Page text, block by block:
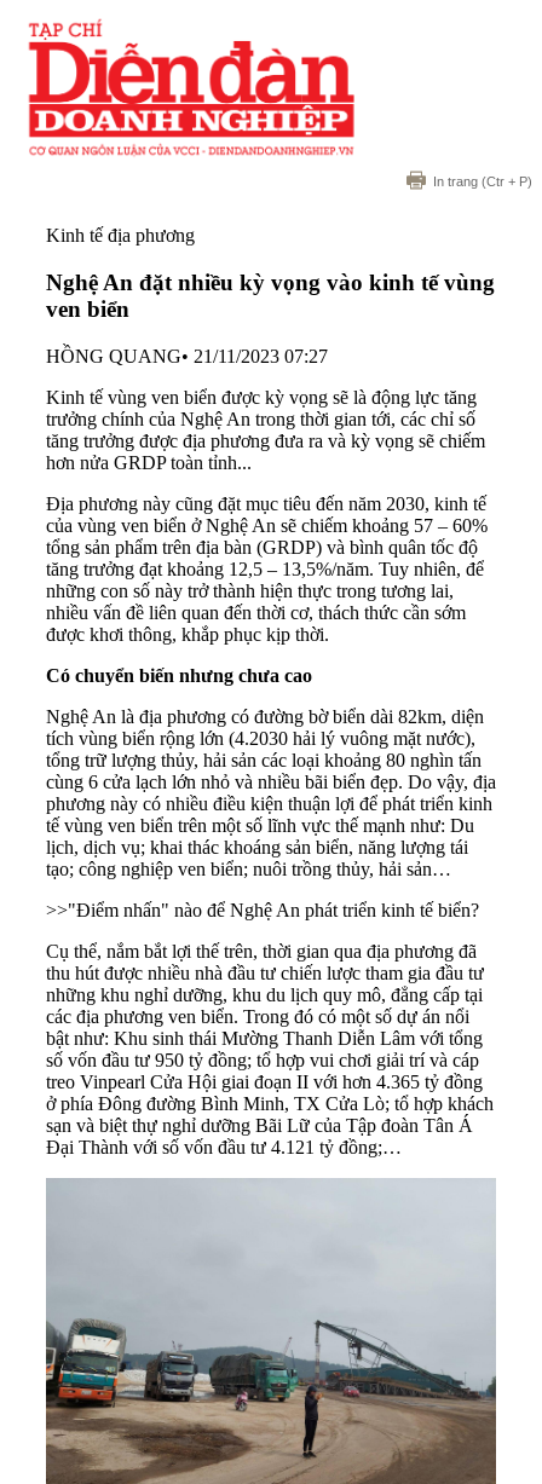
In trang (Ctr + P)
Kinh tế địa phương
Nghệ An đặt nhiều kỳ vọng vào kinh tế vùng
ven biển
HỒNG QUANG• 21/11/2023 07:27
Kinh tế vùng ven biển được kỳ vọng sẽ là động lực tăng
trưởng chính của Nghệ An trong thời gian tới, các chỉ số
tăng trưởng được địa phương đưa ra và kỳ vọng sẽ chiếm
hơn nửa GRDP toàn tỉnh...
Địa phương này cũng đặt mục tiêu đến năm 2030, kinh tế
của vùng ven biển ở Nghệ An sẽ chiếm khoảng 57 – 60%
tổng sản phẩm trên địa bàn (GRDP) và bình quân tốc độ
tăng trưởng đạt khoảng 12,5 – 13,5%/năm. Tuy nhiên, để
những con số này trở thành hiện thực trong tương lai,
nhiều vấn đề liên quan đến thời cơ, thách thức cần sớm
được khơi thông, khắp phục kịp thời.
Có chuyển biến nhưng chưa cao
Nghệ An là địa phương có đường bờ biển dài 82km, diện
tích vùng biển rộng lớn (4.2030 hải lý vuông mặt nước),
tổng trữ lượng thủy, hải sản các loại khoảng 80 nghìn tấn
cùng 6 cửa lạch lớn nhỏ và nhiều bãi biển đẹp. Do vậy, địa
phương này có nhiều điều kiện thuận lợi để phát triển kinh
tế vùng ven biển trên một số lĩnh vực thế mạnh như: Du
lịch, dịch vụ; khai thác khoáng sản biển, năng lượng tái
tạo; công nghiệp ven biển; nuôi trồng thủy, hải sản…
>>"Điểm nhấn" nào để Nghệ An phát triển kinh tế biển?
Cụ thể, nắm bắt lợi thế trên, thời gian qua địa phương đã
thu hút được nhiều nhà đầu tư chiến lược tham gia đầu tư
những khu nghỉ dưỡng, khu du lịch quy mô, đẳng cấp tại
các địa phương ven biển. Trong đó có một số dự án nổi
bật như: Khu sinh thái Mường Thanh Diễn Lâm với tổng
số vốn đầu tư 950 tỷ đồng; tổ hợp vui chơi giải trí và cáp
treo Vinpearl Cửa Hội giai đoạn II với hơn 4.365 tỷ đồng
ở phía Đông đường Bình Minh, TX Cửa Lò; tổ hợp khách
sạn và biệt thự nghỉ dưỡng Bãi Lữ của Tập đoàn Tân Á
Đại Thành với số vốn đầu tư 4.121 tỷ đồng;…